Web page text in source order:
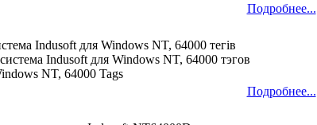
Подробнее...
Indusoft для Windows NT, 64000 тегів
Indusoft для Windows NT, 64000 тэгов
NT, 64000 Tags
Подробнее...